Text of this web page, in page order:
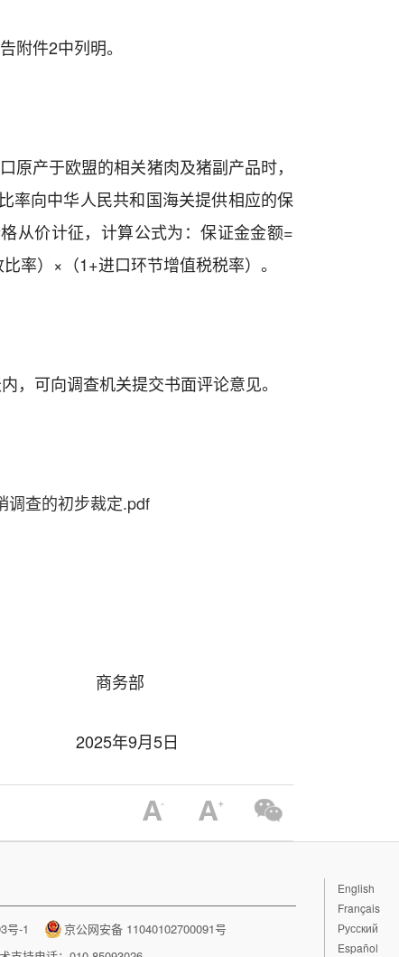
附件2中列明。
原产于欧盟的相关猪肉及猪副产品时，
率向中华人民共和国海关提供相应的保
从价计征，计算公式为：保证金金额=
率）×（1+进口环节增值税税率）。
，可向调查机关提交书面评论意见。
调查的初步裁定.pdf
部
月5日
号-1
京公网安备 11040102700091号
English
Français
Русский
Español